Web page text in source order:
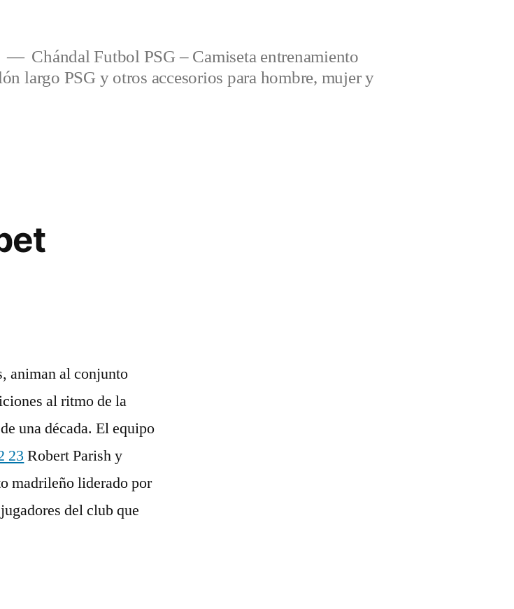
Chándal Futbol PSG – Camiseta entrenamiento
largo PSG y otros accesorios para hombre, mujer y
animan al conjunto
al ritmo de la
una década. El equipo
23 Robert Parish y
madrileño liderado por
del club que